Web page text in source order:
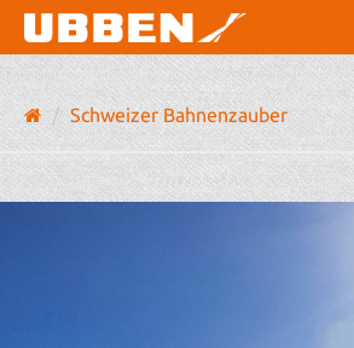
Schweizer Bahnenzauber